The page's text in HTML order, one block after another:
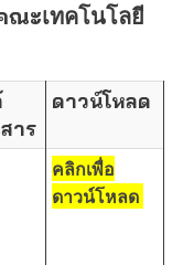
ณะเทคโนโลยี
าร
ดาวน์โหลด
คลิกเพื่อ
ดาวน์โหลด